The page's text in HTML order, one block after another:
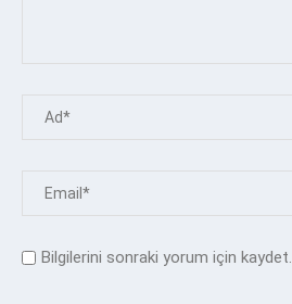
Bilgilerini sonraki yorum için kaydet.